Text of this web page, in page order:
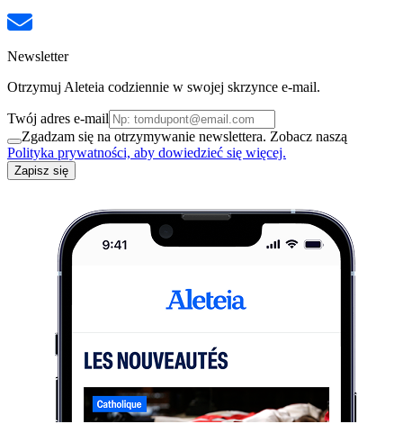
Newsletter
Otrzymuj Aleteia codziennie w swojej skrzynce e-mail.
Twój adres e-mail
Zgadzam się na otrzymywanie newslettera. Zobacz naszą
Polityka prywatności, aby dowiedzieć się więcej.
Zapisz się